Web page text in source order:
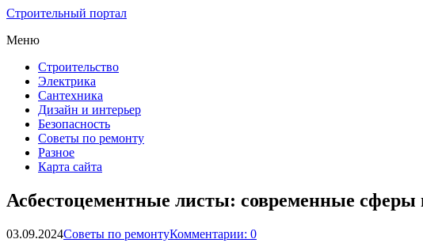
Строительный портал
Меню
Строительство
Электрика
Сантехника
Дизайн и интерьер
Безопасность
Советы по ремонту
Разное
Карта сайта
Асбестоцементные листы: современные сферы
03.09.2024Советы по ремонтуКомментарии: 0